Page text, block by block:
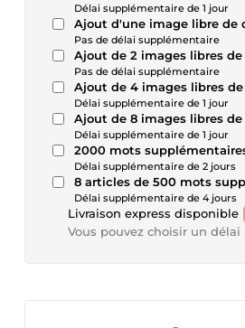
Délai supplémentaire de 1 jour
Ajout d'une image libre de
Pas de délai supplémentaire
Ajout de 2 images libres
Pas de délai supplémentaire
Ajout de 4 images libres
Délai supplémentaire de 1 jour
Ajout de 8 images libres
Délai supplémentaire de 1 jour
2000 mots
Délai supplémentaire de 2 jours
8 articles de 500 mots
Délai supplémentaire de 4 jours
Livraison express disponible
Vous pouvez choisir un